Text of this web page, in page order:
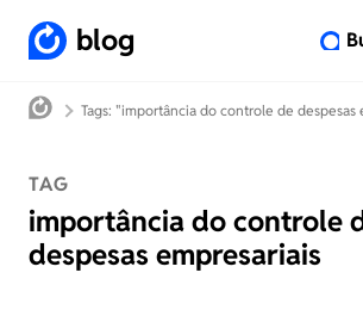
blog
Tags: "importância do controle de despesas
TAG
importância do controle
despesas empresariais